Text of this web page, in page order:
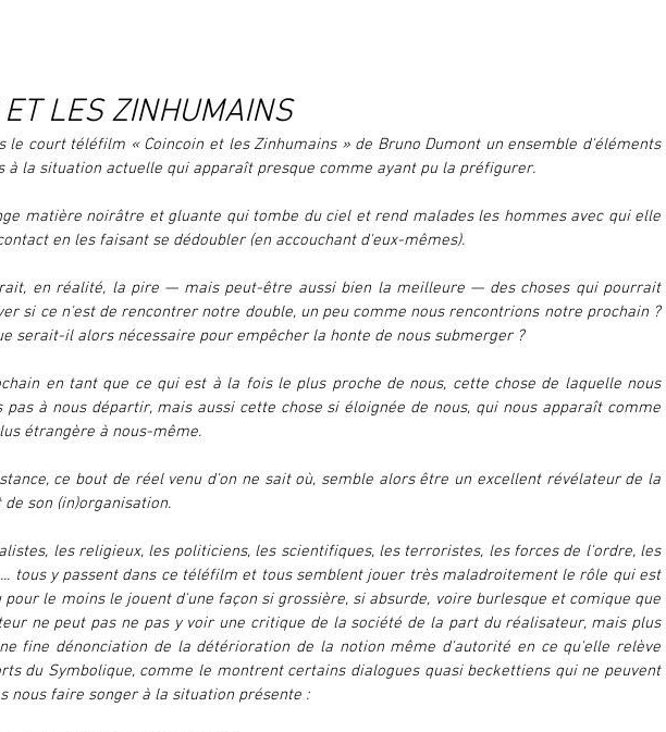
ET LES ZINHUMAINS
le court téléfilm « Coincoin et les Zinhumains » de Bruno Dumont un ensemble d'éléments
à la situation actuelle qui apparaît presque comme ayant pu la préfigurer.
matière noirâtre et gluante qui tombe du ciel et rend malades les hommes avec qui elle
en les faisant se dédoubler (en accouchant d'eux-mêmes).
en réalité, la pire — mais peut-être aussi bien la meilleure — des choses qui pourrait
si ce n'est de rencontrer notre double, un peu comme nous rencontrions notre prochain ?
serait-il alors nécessaire pour empêcher la honte de nous submerger ?
en tant que ce qui est à la fois le plus proche de nous, cette chose de laquelle nous
pas à nous départir, mais aussi cette chose si éloignée de nous, qui nous apparaît comme
étrangère à nous-même.
ce bout de réel venu d'on ne sait où, semble alors être un excellent révélateur de la
de son (in)organisation.
les religieux, les politiciens, les scientifiques, les terroristes, les forces de l'ordre, les
tous y passent dans ce téléfilm et tous semblent jouer très maladroitement le rôle qui est
pour le moins le jouent d'une façon si grossière, si absurde, voire burlesque et comique que
ne peut pas ne pas y voir une critique de la société de la part du réalisateur, mais plus
fine dénonciation de la détérioration de la notion même d'autorité en ce qu'elle relève
du Symbolique, comme le montrent certains dialogues quasi beckettiens qui ne peuvent
nous faire songer à la situation présente :